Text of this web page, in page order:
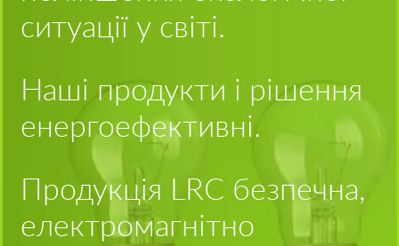
ситуації у світі.
Наші продукти і рішення
енергоефективні.
Продукція LRC безпечна,
електромагнітно